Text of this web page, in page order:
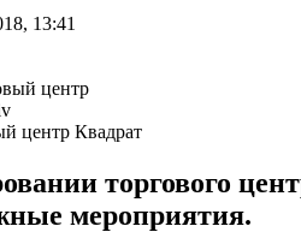
13:41
центр Квадрат
торгового
мероприятия.